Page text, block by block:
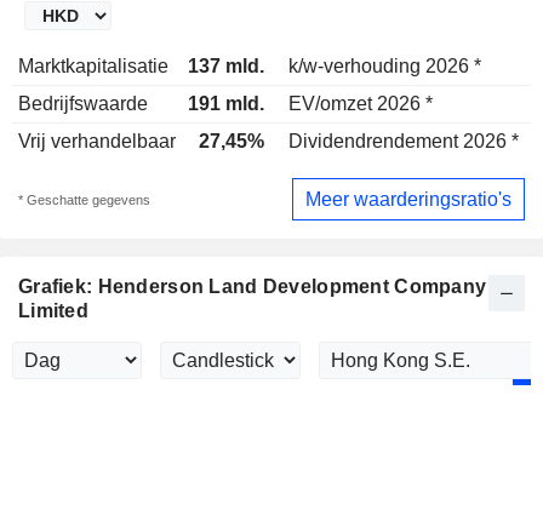
Marktkapitalisatie 137 mld. k/w-verhouding 2026 *
Bedrijfswaarde
191 mld. EV/omzet 2026 *
Vrij verhandelbaar
27,45% Dividendrendement 2026 *
* Geschatte gegevens Meer waarderingsratio's
Grafiek: Henderson Land Development Company
Limited